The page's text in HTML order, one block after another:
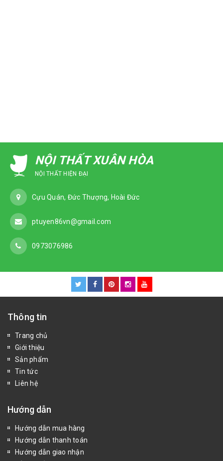
NỘI THẤT XUÂN HÒA
NỘI THẤT HIỆN ĐẠI
Cựu Quán, Đức Thượng, Hoài Đức
ptuyen86vn@gmail.com
0973076986
Thông tin
Trang chủ
Giới thiệu
Sản phẩm
Tin tức
Liên hệ
Hướng dẫn
Hướng dẫn mua hàng
Hướng dẫn thanh toán
Hướng dẫn giao nhận